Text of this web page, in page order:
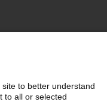
to better understand
to all or selected